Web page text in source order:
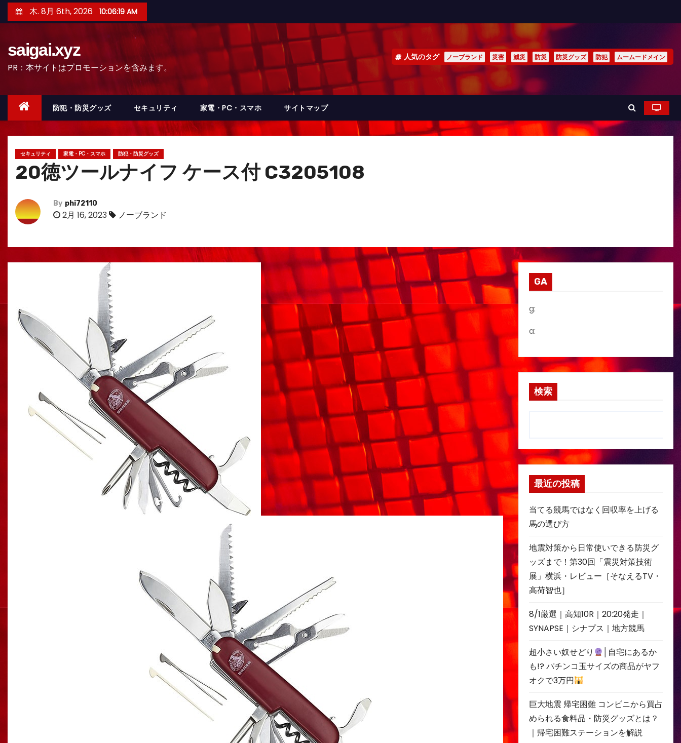
ン
ッ
木. 8月 6th, 2026 10:06:21 AM
saigai.xyz
PR：本サイトはプロモーションを含みます。
人気のタグ ノーブランド 災害 減災 防災 防災グッズ 防犯 ムームードメイン
防犯・防災グッズ セキュリティ 家電・PC・スマホ サイトマップ
セキュリティ 家電・PC・スマホ 防犯・防災グッズ
20徳ツールナイフ ケース付 C3205108
By phi72110
2月 16, 2023 ノーブランド
GA
g:
a:
検索
最近の投稿
当てる競馬ではなく回収率を上げる
馬の選び方
地震対策から日常使いできる防災グ
ッズまで！第30回「震災対策技術
展」横浜・レビュー［そなえるTV・
高荷智也］
8/1厳選｜高知10R｜20:20発走｜
SYNAPSE｜シナプス｜地方競馬
超小さい奴せどり
│自宅にあるか
も!? パチンコ玉サイズの商品がヤフ
オクで3万円
巨大地震 帰宅困難 コンビニから買占
められる食料品・防災グッズとは？
｜帰宅困難ステーションを解説